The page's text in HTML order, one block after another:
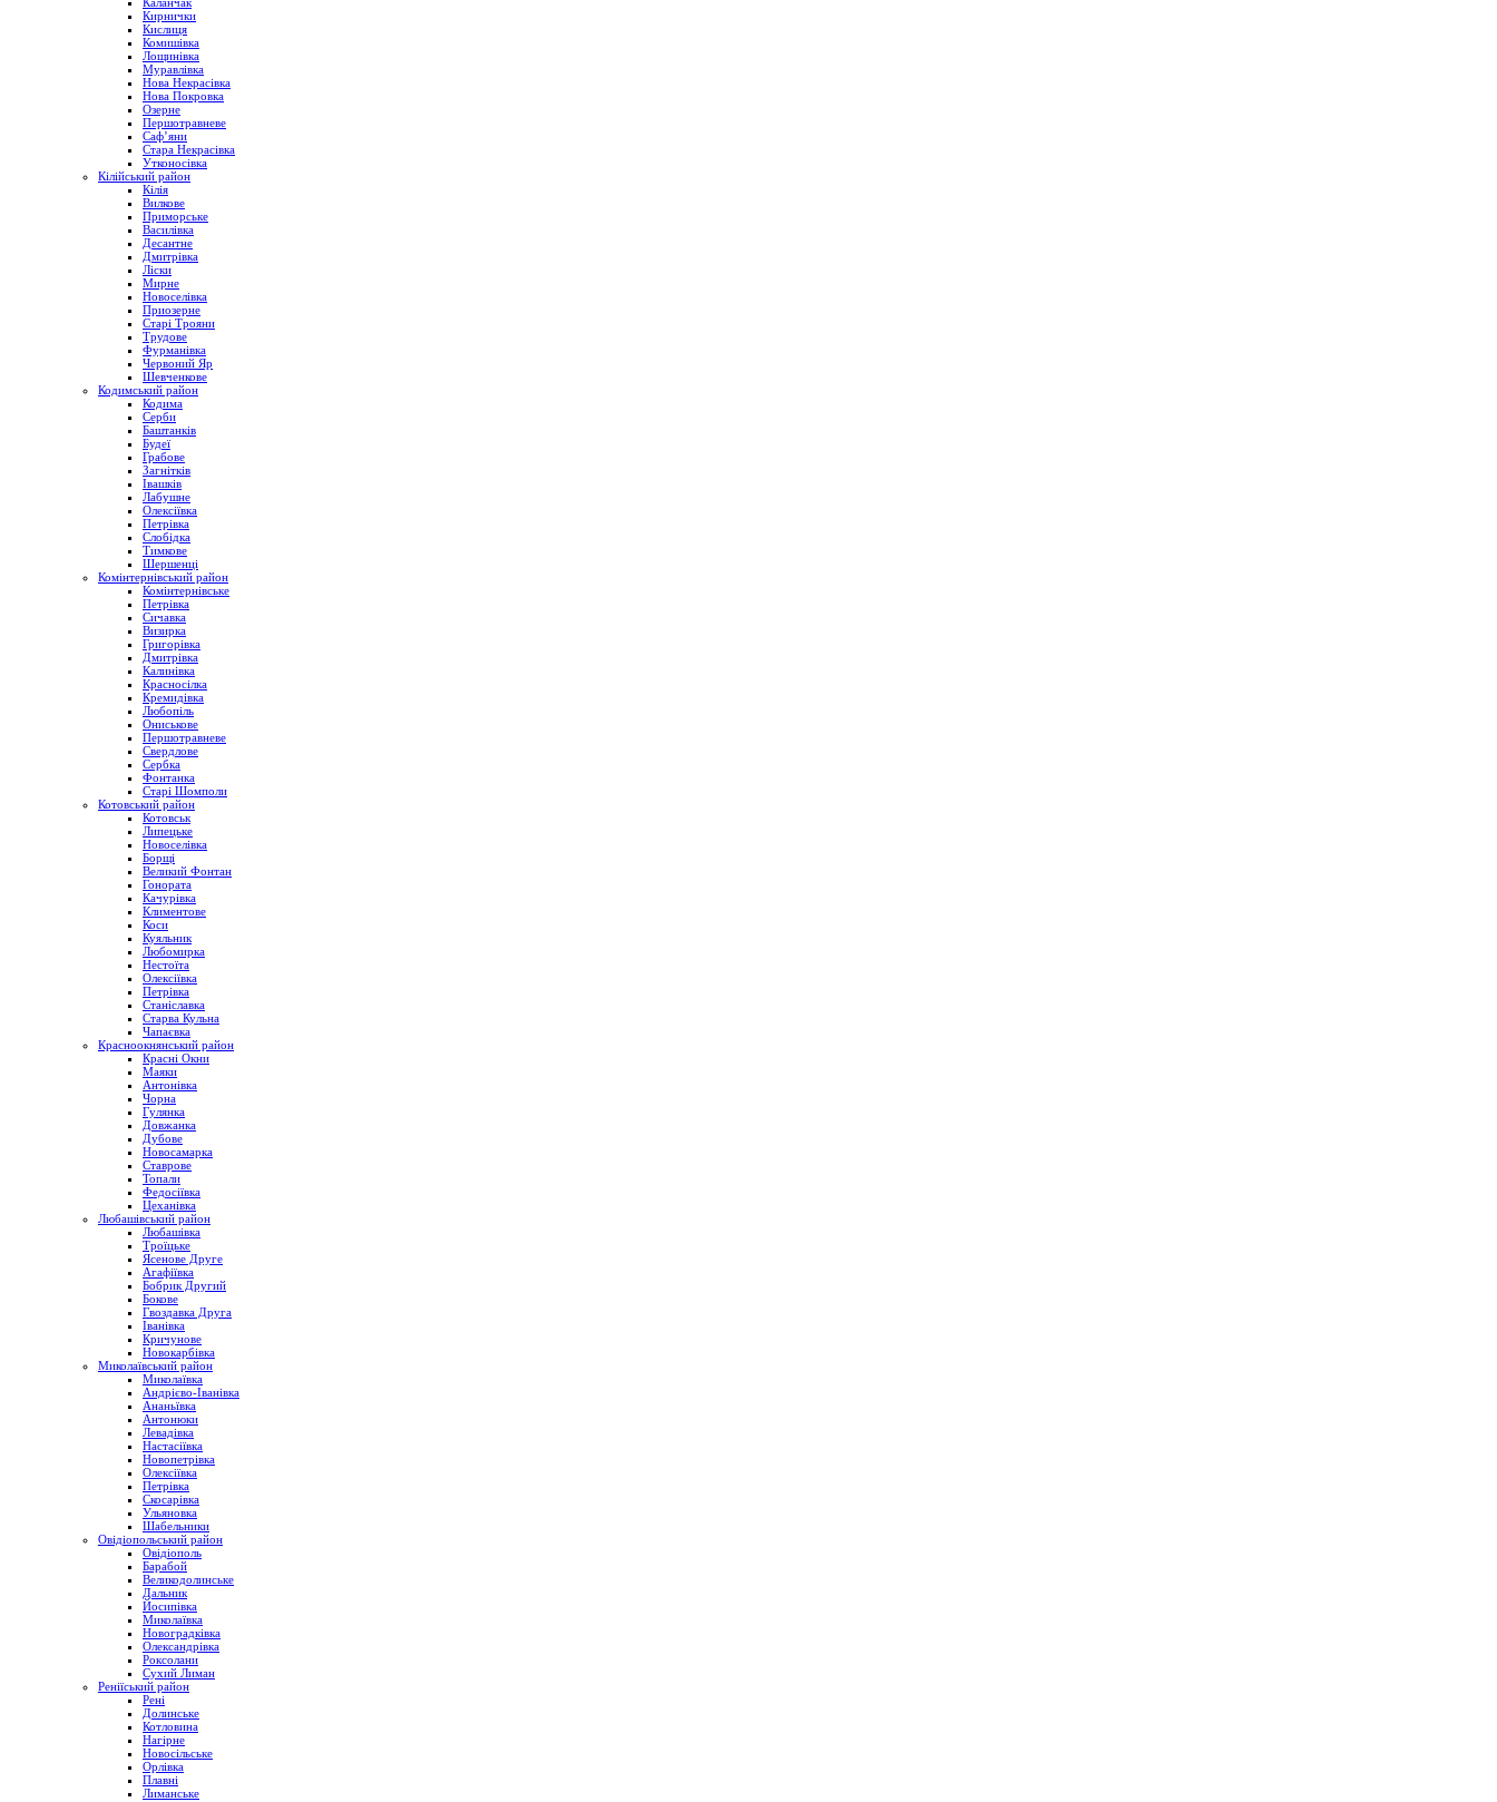
Каланчак
Кирнички
Кислиця
Комишівка
Лощинівка
Муравлівка
Нова Некрасівка
Нова Покровка
Озерне
Першотравневе
Саф’яни
Стара Некрасівка
Утконосівка
Кілійський район
Кілія
Вилкове
Приморське
Василівка
Десантне
Дмитрівка
Ліски
Мирне
Новоселівка
Приозерне
Старі Трояни
Трудове
Фурманівка
Червоний Яр
Шевченкове
Кодимський район
Кодима
Серби
Баштанків
Будеї
Грабове
Загнітків
Івашків
Лабушне
Олексіївка
Петрівка
Слобідка
Тимкове
Шершенці
Комінтернівський район
Комінтернівське
Петрівка
Сичавка
Визирка
Григорівка
Дмитрівка
Калинівка
Красносілка
Кремидівка
Любопіль
Ониськове
Першотравневе
Свердлове
Сербка
Фонтанка
Старі Шомполи
Котовський район
Котовськ
Липецьке
Новоселівка
Борщі
Великий Фонтан
Гонората
Качурівка
Климентове
Коси
Куяльник
Любомирка
Нестоїта
Олексіївка
Петрівка
Станіславка
Старва Кульна
Чапаєвка
Красноокнянський район
Красні Окни
Маяки
Антонівка
Чорна
Гулянка
Довжанка
Дубове
Новосамарка
Ставрове
Топали
Федосіївка
Цеханівка
Любашівський район
Любашівка
Троїцьке
Ясенове Друге
Агафіївка
Бобрик Другий
Бокове
Гвоздавка Друга
Іванівка
Кричунове
Новокарбівка
Миколаївський район
Миколаївка
Андрієво-Іванівка
Ананьївка
Антонюки
Левадівка
Настасіївка
Новопетрівка
Олексіївка
Петрівка
Скосарівка
Ульяновка
Шабельники
Овідіопольський район
Овідіополь
Барабой
Великодолинське
Дальник
Йосипівка
Миколаївка
Новоградківка
Олександрівка
Роксолани
Сухий Лиман
Реніїський район
Рені
Долинське
Котловина
Нагірне
Новосільське
Орлівка
Плавні
Лиманське